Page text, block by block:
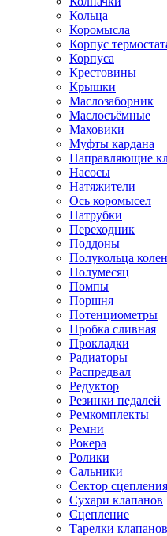
Кольца
Коромысла
Корпус
Корпуса
Крестовины
Крышки
Маслозаборник
Маслосъёмные
Маховики
Муфты кардана
Направляющие
Насосы
Натяжители
Ось коромысел
Патрубки
Переходник
Поддоны
Полукольца
Полумесяц
Помпы
Поршня
Потенциометры
Пробка сливная
Прокладки
Радиаторы
Распредвал
Редуктор
Резинки педалей
Ремкомплекты
Ремни
Рокера
Ролики
Сальники
Сектор сцепления
Сухари клапанов
Сцепление
Тарелки клапанов